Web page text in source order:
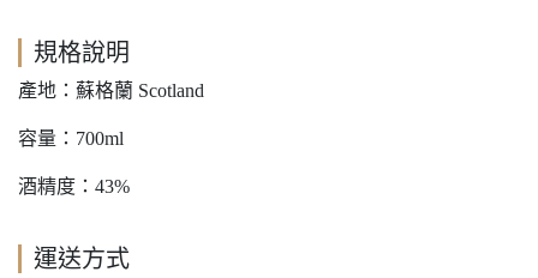
規格說明
產地：蘇格蘭 Scotland
容量：700ml
酒精度：43%
運送方式